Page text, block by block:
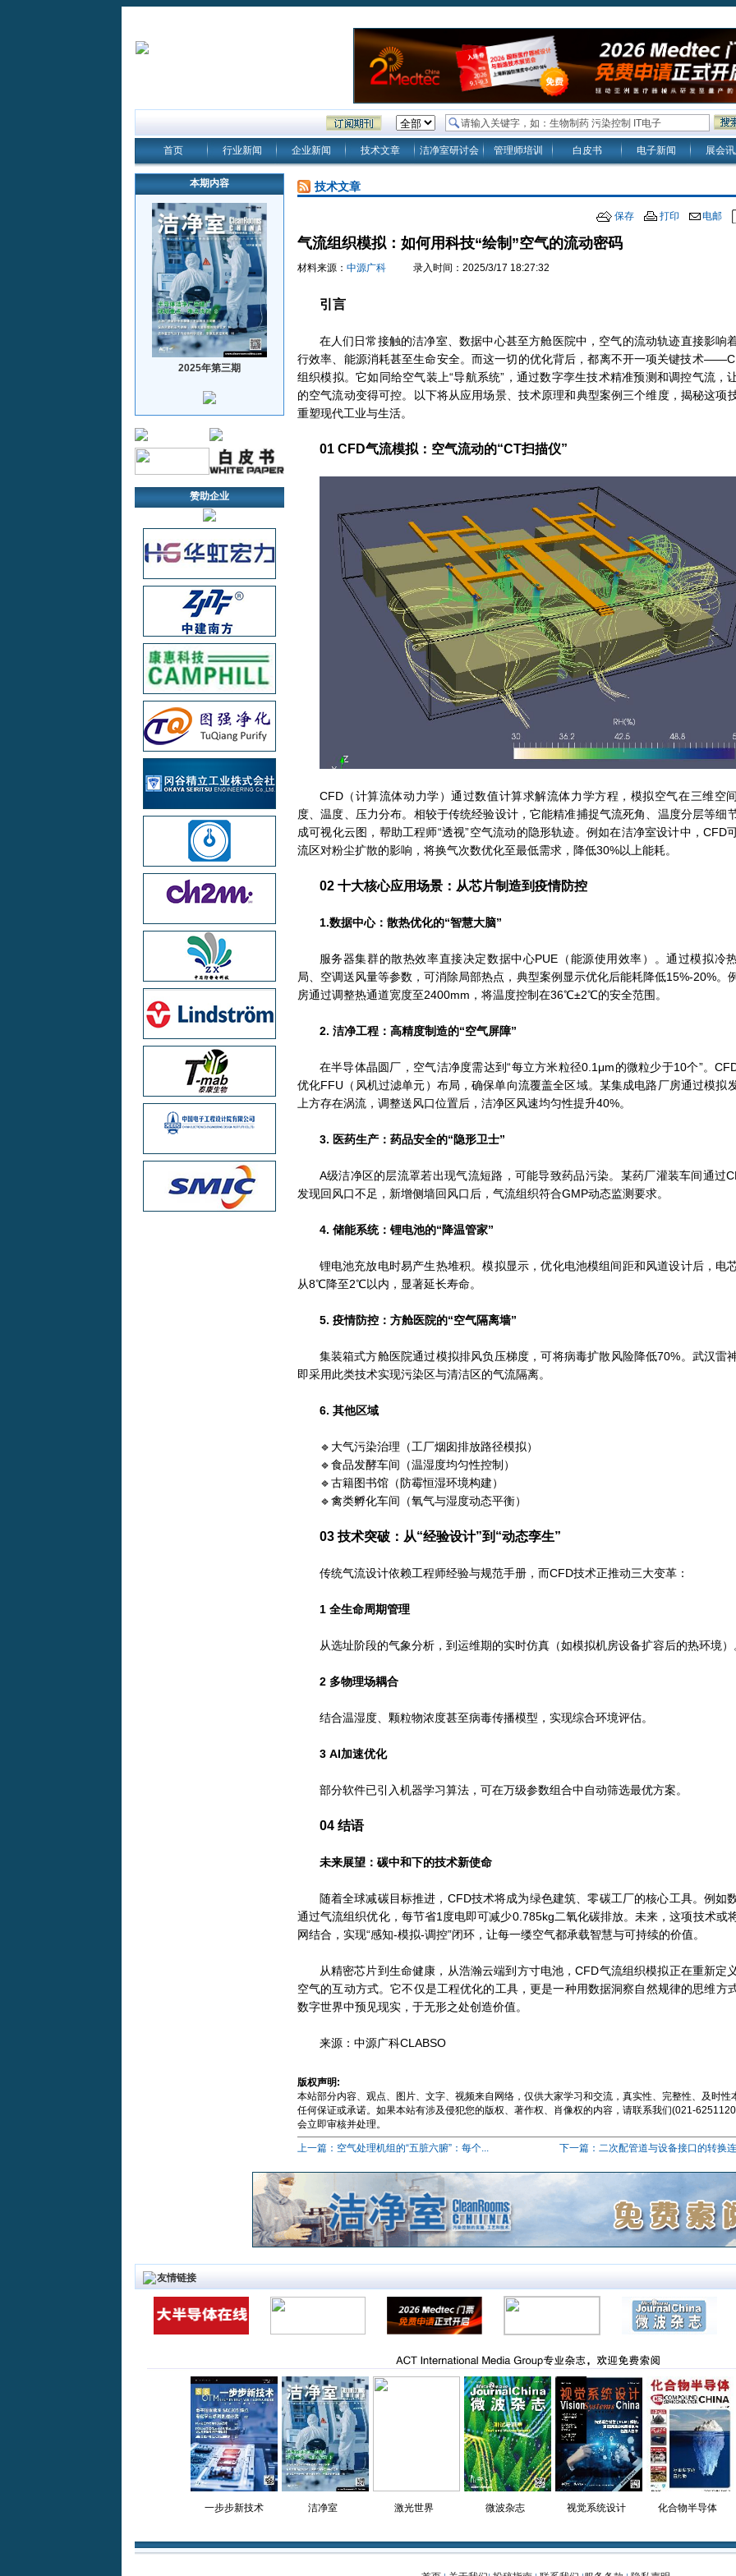
首页 行业新闻 企业新闻 技术文章 洁净室研讨会 管理师培训 白皮书 电子新闻 展会
本期内容
2025年第三期
赞助企业
技术文章
保存 打印 电邮
气流组织模拟：如何用科技“绘制”空气的流动密码
材料来源： 中源广科 录入时间：2025/3/17 18:27:32
引言
在人们日常接触的洁净室、数据中心甚至方舱医院中，空气的流动轨迹直接影响
行效率、能源消耗甚至生命安全。而这一切的优化背后，都离不开一项关键技术
组织模拟。它如同给空气装上“导航系统”，通过数字孪生技术精准预测和调控气流，
的空气流动变得可控。以下将从应用场景、技术原理和典型案例三个维度，揭秘这项
重塑现代工业与生活。
01 CFD气流模拟： 空气流动的“CT扫描仪”
CFD（计算流体动力学）通过数值计算求解流体力学方程，模拟空气在三维空
度、温度、压力分布。相较于传统经验设计，它能精准捕捉气流死角、温度分层等细
成可视化云图，帮助工程师“透视”空气流动的隐形轨迹。例如在洁净室设计中，CFD
流区对粉尘扩散的影响，将换气次数优化至最低需求，降低30%以上能耗。
02 十大核心应用场景：从芯片制造到疫情防控
1.数据中心：散热优化的“智慧大脑”
服务器集群的散热效率直接决定数据中心PUE（能源使用效率）。通过模拟冷
局、空调送风量等参数，可消除局部热点，典型案例显示优化后能耗降低15%-20%。
房通过调整热通道宽度至2400mm，将温度控制在36℃±2℃的安全范围。
2. 洁净工程：高精度制造的“空气屏障”
在半导体晶圆厂，空气洁净度需达到“每立方米粒径0.1μm的微粒少于10个”。
优化FFU（风机过滤单元）布局，确保单向流覆盖全区域。某集成电路厂房通过模拟
上方存在涡流，调整送风口位置后，洁净区风速均匀性提升40%。
3. 医药生产：药品安全的“隐形卫士”
A级洁净区的层流罩若出现气流短路，可能导致药品污染。某药厂灌装车间通过
发现回风口不足，新增侧墙回风口后，气流组织符合GMP动态监测要求。
4. 储能系统：锂电池的“降温管家”
锂电池充放电时易产生热堆积。模拟显示，优化电池模组间距和风道设计后，电
从8℃降至2℃以内，显著延长寿命。
5. 疫情防控：方舱医院的“空气隔离墙”
集装箱式方舱医院通过模拟排风负压梯度，可将病毒扩散风险降低70%。武汉雷
即采用此类技术实现污染区与清洁区的气流隔离。
6. 其他区域
🔹大气污染治理（工厂烟囱排放路径模拟）
🔹食品发酵车间（温湿度均匀性控制）
🔹古籍图书馆（防霉恒湿环境构建）
🔹禽类孵化车间（氧气与湿度动态平衡）
03 技术突破： 从“经验设计”到“动态孪生”
传统气流设计依赖工程师经验与规范手册，而CFD技术正推动三大变革：
1 全生命周期管理
从选址阶段的气象分析，到运维期的实时仿真（如模拟机房设备扩容后的热环境）
2 多物理场耦合
结合温湿度、颗粒物浓度甚至病毒传播模型，实现综合环境评估。
3 AI加速优化
部分软件已引入机器学习算法，可在万级参数组合中自动筛选最优方案。
04 结语
未来展望：碳中和下的技术新使命
随着全球减碳目标推进，CFD技术将成为绿色建筑、零碳工厂的核心工具。例如
通过气流组织优化，每节省1度电即可减少0.785kg二氧化碳排放。未来，这项技术或
网结合，实现“感知-模拟-调控”闭环，让每一缕空气都承载智慧与可持续的价值。
从精密芯片到生命健康，从浩瀚云端到方寸电池，CFD气流组织模拟正在重新定
空气的互动方式。它不仅是工程优化的工具，更是一种用数据洞察自然规律的思维
数字世界中预见现实，于无形之处创造价值。
来源：中源广科CLABSO
版权声明:
本站部分内容、观点、图片、文字、视频来自网络，仅供大家学习和交流，真实性、完整性、及时性
任何保证或承诺。如果本站有涉及侵犯您的版权、著作权、肖像权的内容，请联系我们(021-
会立即审核并处理。
上一篇：空气处理机组的“五脏六腑”：每个... 下一篇：二次配管道与设备接口的转换
友情链接
一步步新技术 洁净室 激光世界 微波杂志 视觉系统设计 化合物半导体